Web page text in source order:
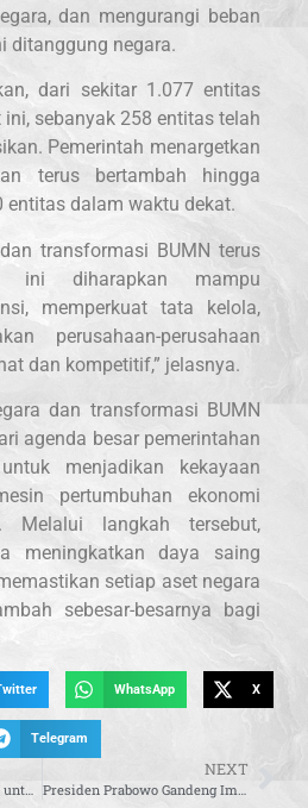
dan mengurangi beban
ditanggung negara.
dari sekitar 1.077 entitas
ini, sebanyak 258 entitas telah
Pemerintah menargetkan
terus bertambah hingga
entitas dalam waktu dekat.
transformasi BUMN terus
ini diharapkan mampu
memperkuat tata kelola,
perusahaan-perusahaan
dan kompetitif,” jelasnya.
dan transformasi BUMN
agenda besar pemerintahan
menjadikan kekayaan
pertumbuhan ekonomi
Melalui langkah tersebut,
meningkatkan daya saing
setiap aset negara
sebesar-besarnya bagi
WhatsApp X
Telegram
NEXT